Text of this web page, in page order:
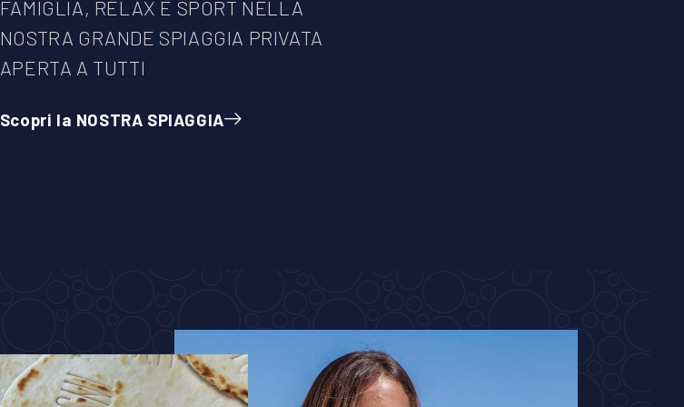
FAMIGLIA, RELAX E SPORT NELLA
NOSTRA GRANDE SPIAGGIA PRIVATA
APERTA A TUTTI
Scopri la NOSTRA SPIAGGIA